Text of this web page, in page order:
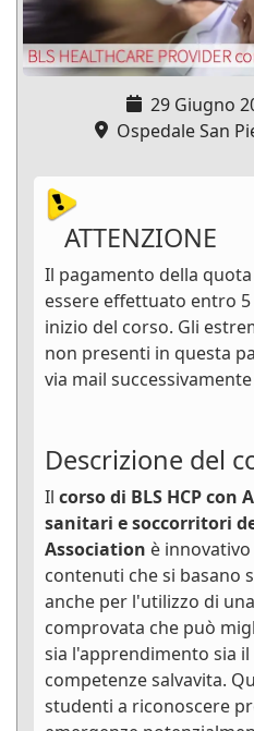
29 Giugno
Ospedale San
ATTENZIONE
Il pagamento della
essere effettuato entro
inizio del corso. Gli
non presenti in questa
via mail
Descrizione del
Il corso di BLS HCP con
sanitari e soccorritori
Association è
contenuti che si basano
anche per l'utilizzo di
comprovata che può
sia l'apprendimento sia
competenze salvavita.
studenti a riconoscere